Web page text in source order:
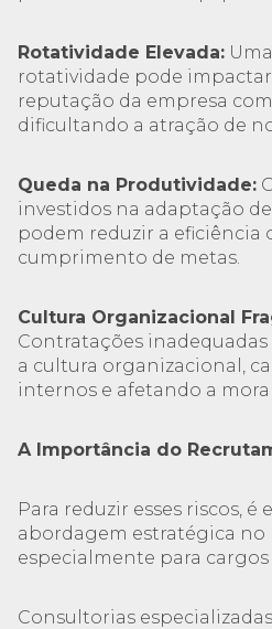
Rotatividade Elevada:
rotatividade pode
reputação da empresa
dificultando a atração de
Queda na Produtividade:
investidos na adaptação
podem reduzir a eficiência
cumprimento de metas.
Cultura Organizacional
Contratações
a cultura organizacional,
internos e afetando a
A Importância do
Para reduzir esses riscos, é
abordagem estratégica
especialmente para
Consultorias